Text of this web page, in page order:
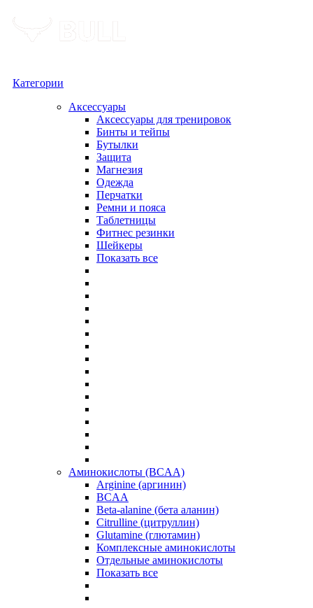
Категории
Аксессуары
Аксессуары для тренировок
Бинты и тейпы
Бутылки
Защита
Магнезия
Одежда
Перчатки
Ремни и пояса
Таблетницы
Фитнес резинки
Шейкеры
Показать все
Аминокислоты (BCAA)
Arginine (аргинин)
BCAA
Beta-alanine (бета аланин)
Citrulline (цитруллин)
Glutamine (глютамин)
Комплексные аминокислоты
Отдельные аминокислоты
Показать все